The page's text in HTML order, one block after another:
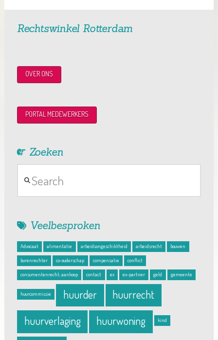
Rechtswinkel Rotterdam
OVER ONS
PORTAL MEDEWERKERS
Zoeken
Veelbesproken
Advocaat alimentatie arbeidsongeschiktheid arbeidsrecht bouwen
burenrechter co-ouderschap compensatie conflict
consumentenrecht; aankoop contact ex ex-partner geld gemeente
huurcommissie huurder huurrecht
huurverlaging huurwoning kind